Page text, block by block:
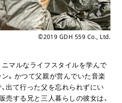
©︎2019 GDH 559 Co., Ltd.
マルなライフスタイルを学んで
。かつて父親が営んでいた音楽
出て行った父を忘れられずにい
売する兄と三人暮らしの彼女は、